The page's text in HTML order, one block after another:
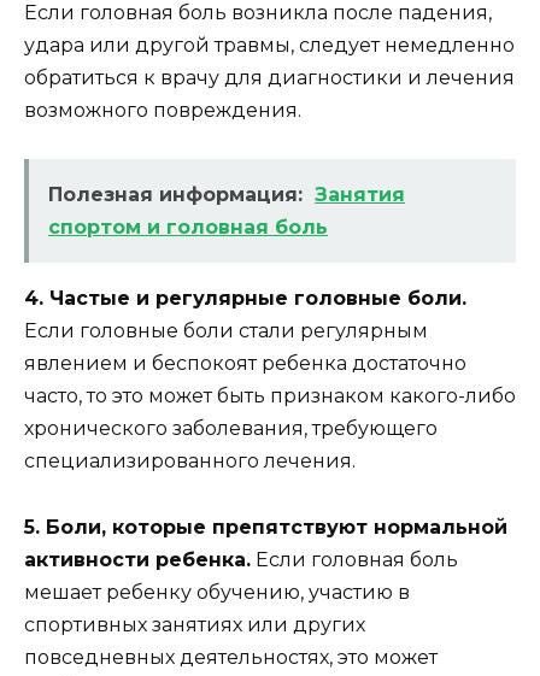
Если головная боль возникла после падения,
удара или другой травмы, следует немедленно
обратиться к врачу для диагностики и лечения
возможного повреждения.
Полезная информация: Занятия
спортом и головная боль
4. Частые и регулярные головные боли.
Если головные боли стали регулярным
явлением и беспокоят ребенка достаточно
часто, то это может быть признаком какого-либо
хронического заболевания, требующего
специализированного лечения.
5. Боли, которые препятствуют нормальной
активности ребенка. Если головная боль
мешает ребенку обучению, участию в
спортивных занятиях или других
повседневных деятельностях, это может